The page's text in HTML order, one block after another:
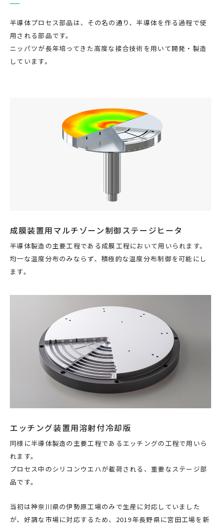
半導体プロセス部品は、その名の通り、半導体を作る過程で使
用される部品です。
ニッパツが長年培ってきた高度な接合技術を用いて開発・製造
しています。
成膜装置用マルチゾーン制御ステージヒータ
半導体製造の主要工程である成膜工程において用いられます。
均一な温度分布のみならず、積極的な温度分布制御を可能にし
ます。
エッチング装置用溶射付冷却版
同様に半導体製造の主要工程であるエッチングの工程で用いら
れます。
プロセス中のシリコンウエハが載荷される、重要なステージ部
品です。
当初は神奈川県の伊勢原工場のみで生産に対応していました
が、好調な市場に対応するため、 2019年長野県に宮田工場を新